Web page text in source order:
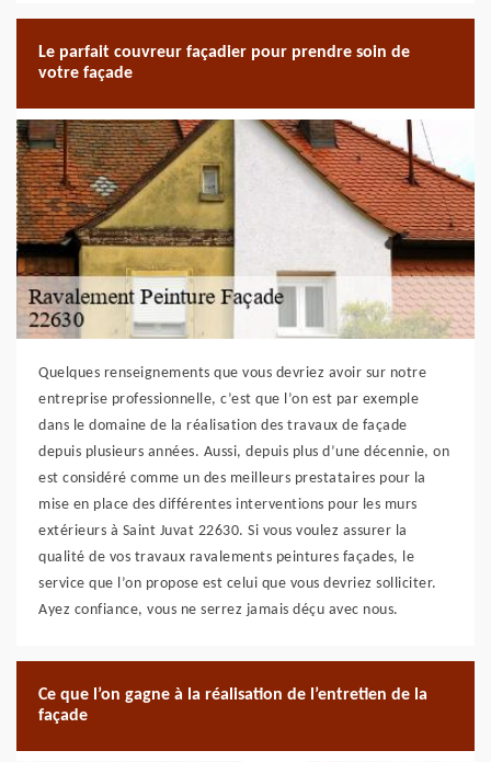
Le parfait couvreur façadier pour prendre soin de
votre façade
Quelques renseignements que vous devriez avoir sur notre
entreprise professionnelle, c’est que l’on est par exemple
dans le domaine de la réalisation des travaux de façade
depuis plusieurs années. Aussi, depuis plus d’une décennie, on
est considéré comme un des meilleurs prestataires pour la
mise en place des différentes interventions pour les murs
extérieurs à Saint Juvat 22630. Si vous voulez assurer la
qualité de vos travaux ravalements peintures façades, le
service que l’on propose est celui que vous devriez solliciter.
Ayez confiance, vous ne serrez jamais déçu avec nous.
Ce que l’on gagne à la réalisation de l’entretien de la
façade